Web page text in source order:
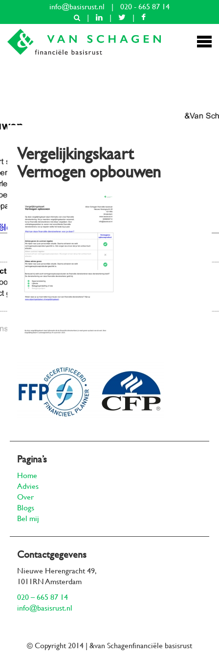
info@basisrust.nl |
020 - 665 87 14
|
| |
Vergelijkingskaart
Vermogen opbouwen
Pagina’s
Home
Advies
Over
Blogs
Bel mij
Contactgegevens
Nieuwe Herengracht 49,
1011RN Amsterdam
020 – 665 87 14
info@basisrust.nl
© Copyright 2014 | &van Schagenfinanciële basisrust